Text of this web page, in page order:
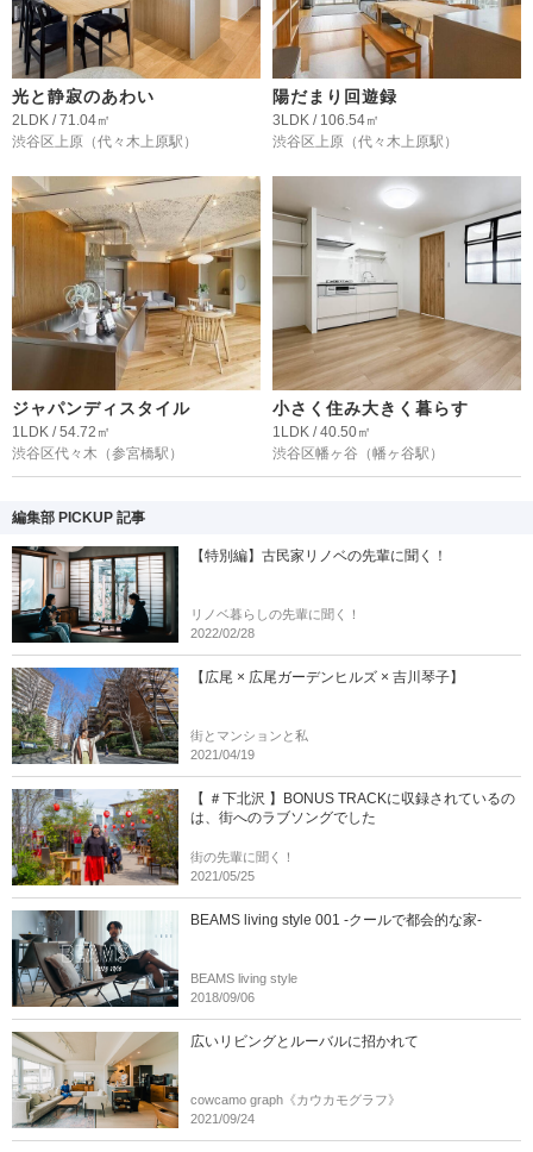
光と静寂のあわい
2LDK / 71.04㎡
渋谷区上原 （代々木上原駅）
陽だまり回遊録
3LDK / 106.54㎡
渋谷区上原 （代々木上原駅）
ジャパンディスタイル
1LDK / 54.72㎡
渋谷区代々木 （参宮橋駅）
小さく住み大きく暮らす
1LDK / 40.50㎡
渋谷区幡ヶ谷 （幡ヶ谷駅）
編集部 PICKUP 記事
【特別編】古民家リノベの先輩に聞く！
リノベ暮らしの先輩に聞く！
2022/02/28
【広尾 × 広尾ガーデンヒルズ × 吉川琴子】
街とマンションと私
2021/04/19
【 ＃下北沢 】BONUS TRACKに収録されているの
は、街へのラブソングでした
街の先輩に聞く！
2021/05/25
BEAMS living style 001 -クールで都会的な家-
BEAMS living style
2018/09/06
広いリビングとルーバルに招かれて
cowcamo graph《カウカモグラフ》
2021/09/24